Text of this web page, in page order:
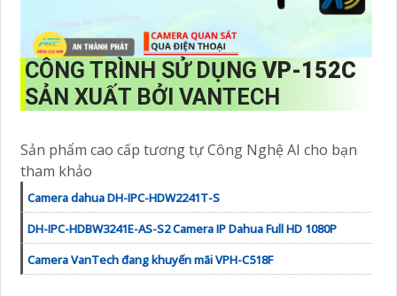
CÔNG TRÌNH SỬ DỤNG VP-152C
SẢN XUẤT BỞI VANTECH
Sản phẩm cao cấp tương tự Công Nghệ AI cho bạn
tham khảo
Camera dahua DH-IPC-HDW2241T-S
DH-IPC-HDBW3241E-AS-S2 Camera IP Dahua Full HD 1080P
Camera VanTech đang khuyến mãi VPH-C518F